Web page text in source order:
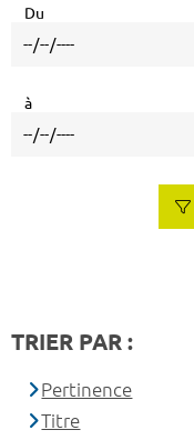
Du
à
TRIER PAR :
Pertinence
Titre